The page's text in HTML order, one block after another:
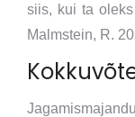
siis, kui ta oleks
Malmstein, R.